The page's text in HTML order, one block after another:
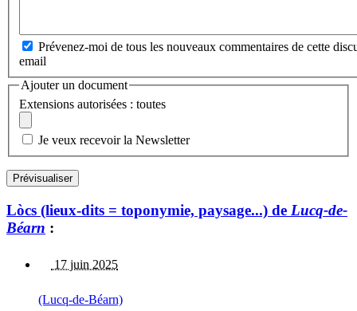
Prévenez-moi de tous les nouveaux commentaires de cette
email
Ajouter un document
Extensions autorisées : toutes
Je veux recevoir la Newsletter
Lòcs (lieux-dits = toponymie, paysage...) de Lucq-de-
Béarn :
17 juin 2025
(Lucq-de-Béarn)